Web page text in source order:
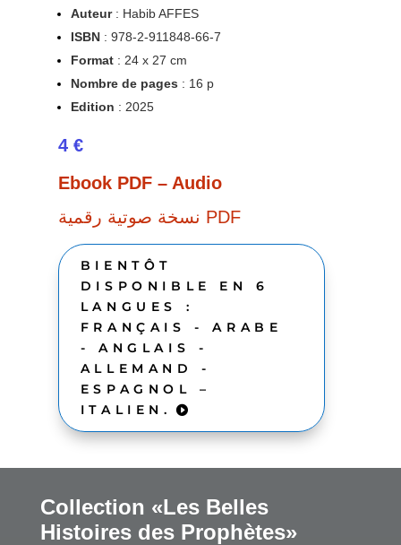
Auteur: Habib AFFES
ISBN: 978-2-911848-66-7
Format: 24 x 27 cm
Nombre de pages : 16 p
Edition : 2025
4 €
Ebook PDF – Audio
نسخة صوتية رقمية PDF
BIENTÔT
DISPONIBLE EN 6
LANGUES :
FRANÇAIS - ARABE
- ANGLAIS -
ALLEMAND -
ESPAGNOL –
ITALIEN.
Collection «Les Belles
Histoires des Prophètes»